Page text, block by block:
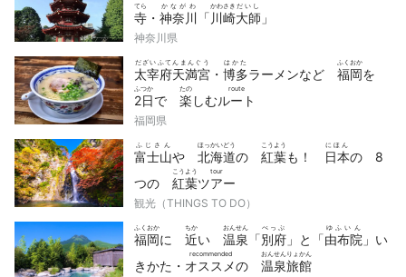
寺
てら
・ 神奈川
かながわ
「 川崎
かわさき
大師
だいし
」
神奈川県
太宰府天満宮
だざいふてんまんぐう
・ 博多
はかた
ラーメンなど 福岡
ふくおか
を
2日
ふつか
で 楽
たの
しむルート
route
福岡県
富士山
ふじさん
や 北海道
ほっかいどう
の 紅葉
こうよう
も！ 日本
にほん
の 8
つの 紅葉
こうよう
ツアー
tour
観光（THINGS TO DO）
福岡
ふくおか
に 近
ちか
い 温泉
おんせん
「別府
べっぷ
」と「由布院
ゆふいん
」い
きかた・ オススメ
recommended
の 温泉旅館
おんせんりょかん